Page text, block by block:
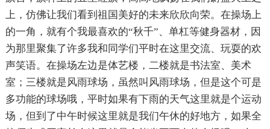
上，仿佛让我们看到祖国美好的未来欣欣向荣。在操场上
的一角，就有个我最喜欢的“秋千”、单杠等健身器材，因
为那里聚集了许多我和同学们平时在这里交流、玩耍的欢
声笑语。在操场左边是体艺楼，二楼就是书法室、美术
室；三楼就是风雨球场，虽然叫风雨球场，但是这个可是
多功能的球场哦，平时如果有下雨的天气这里就是个运动
场，但到了中午时候这里就是我们午休的好地方，如果全